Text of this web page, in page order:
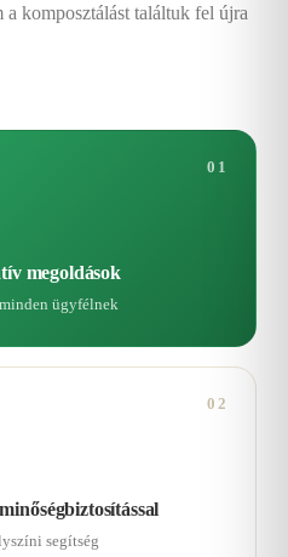
komposztálást találtuk fel újra
01
megoldások
ügyfélnek
02
segítség